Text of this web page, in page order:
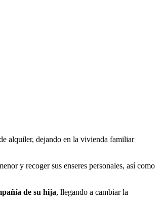
alquiler, dejando en la vivienda familiar
y recoger sus enseres personales, así como
de su hija, llegando a cambiar la